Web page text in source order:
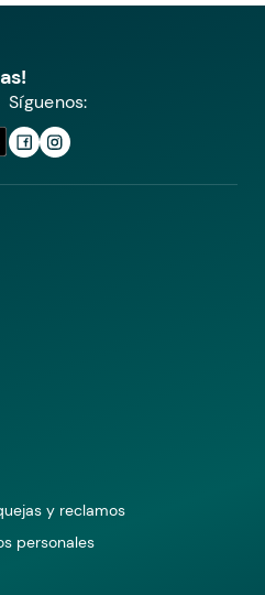
Síguenos:
y reclamos
personales